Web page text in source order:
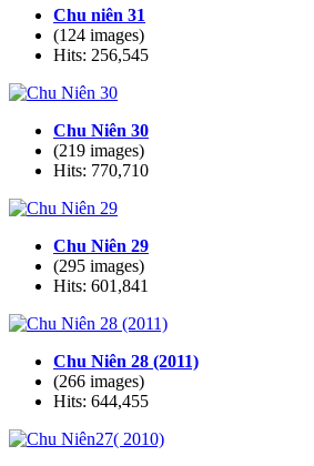
Chu niên 31
(124 images)
Hits: 256,545
Chu Niên 30
(219 images)
Hits: 770,710
Chu Niên 29
(295 images)
Hits: 601,841
Chu Niên 28 (2011)
(266 images)
Hits: 644,455